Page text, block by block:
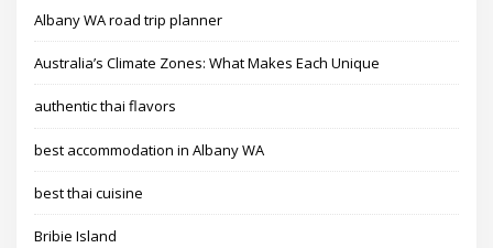
Albany WA road trip planner
Australia’s Climate Zones: What Makes Each Unique
authentic thai flavors
best accommodation in Albany WA
best thai cuisine
Bribie Island